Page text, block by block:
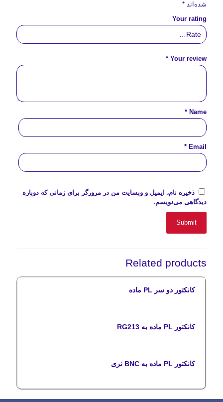
شده‌اند *
Your rating
Your review
*
Name
*
Email
*
ذخیره نام، ایمیل و وبسایت من در مرورگر برای زمانی که دوباره
دیدگاهی می‌نویسم.
Related products
کانکتور دو سر PL ماده
کانکتور PL ماده به RG213
کانکتور PL ماده به BNC نری